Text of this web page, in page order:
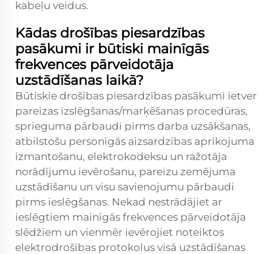
kabeļu veidus.
Kādas drošības piesardzības
pasākumi ir būtiski mainīgās
frekvences pārveidotāja
uzstādīšanas laikā?
Būtiskie drošības piesardzības pasākumi ietver
pareizas izslēgšanas/marķēšanas procedūras,
sprieguma pārbaudi pirms darba uzsākšanas,
atbilstošu personīgās aizsardzības aprīkojuma
izmantošanu, elektrokodeksu un ražotāja
norādījumu ievērošanu, pareizu zemējuma
uzstādīšanu un visu savienojumu pārbaudi
pirms ieslēgšanas. Nekad nestrādājiet ar
ieslēgtiem mainīgās frekvences pārveidotāja
slēdžiem un vienmēr ievērojiet noteiktos
elektrodrošības protokolus visā uzstādīšanas